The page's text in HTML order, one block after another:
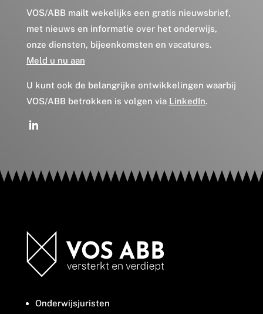
VOS/ABB mailt wekelijks een gratis nieuwsbrief,
met nieuws en informatie over het onderwijs,
onze diensten, bijeenkomsten en vacatures.
Meld u nu aan
U kunt ook de belangrijke ontwikkelingen waarbij
VOS/ABB betrokken is volgen via LinkedIn.
Onderwijsjuristen